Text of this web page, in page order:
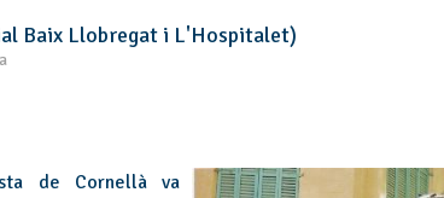
Baix Llobregat i L'Hospitalet)
de Cornellà va